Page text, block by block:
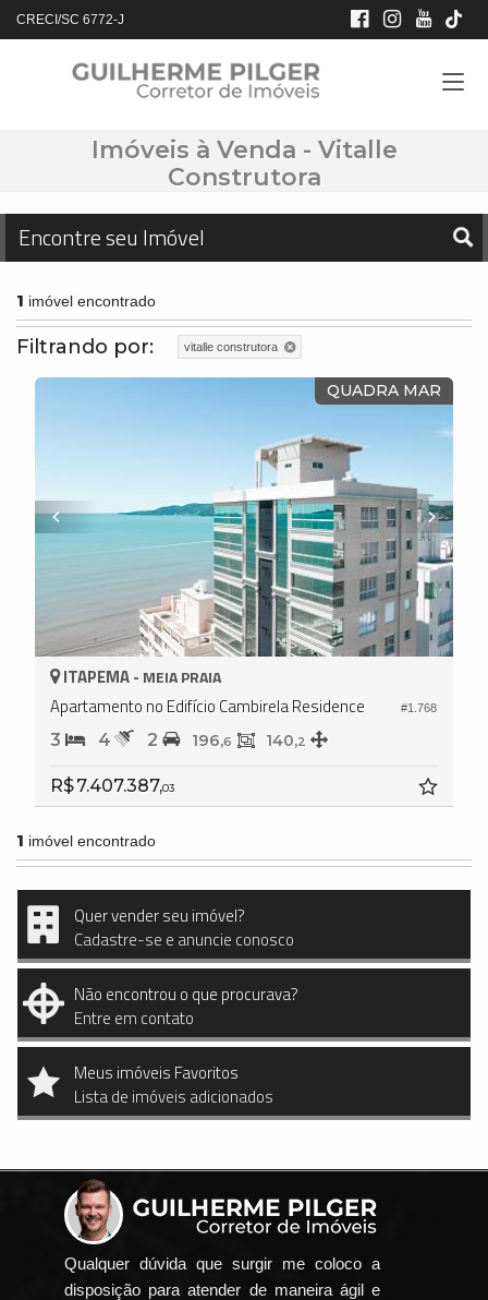
CRECI/SC 6772-J
Imóveis à Venda - Vitalle
Construtora
Encontre seu Imóvel
1 imóvel encontrado
Filtrando por: vitalle construtora
QUADRA MAR
#1.768
ITAPEMA - MEIA PRAIA
Apartamento no Edifício Cambirela Residence
3 4 2 196,6 140,2
R$ 7.407.387,03
1 imóvel encontrado
Quer vender seu imóvel?
Cadastre-se e anuncie conosco
Não encontrou o que procurava?
Entre em contato
Meus imóveis Favoritos
Lista de imóveis adicionados
Qualquer dúvida que surgir me coloco a
disposição para atender de maneira ágil e